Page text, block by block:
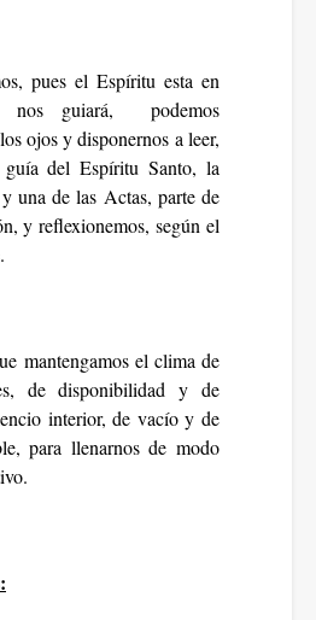
pues el Espíritu esta en
nos guiará, podemos
ojos y disponernos a leer,
del Espíritu Santo, la
y una de las Actas, parte de
y reflexionemos, según el
mantengamos el clima de
de disponibilidad y de
interior, de vacío y de
para llenarnos de modo